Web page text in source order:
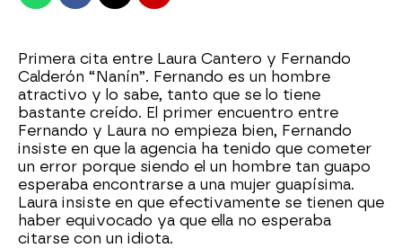
Primera cita entre Laura Cantero y Fernando
Calderón “Nanín”. Fernando es un hombre
atractivo y lo sabe, tanto que se lo tiene
bastante creído. El primer encuentro entre
Fernando y Laura no empieza bien, Fernando
insiste en que la agencia ha tenido que cometer
un error porque siendo el un hombre tan guapo
esperaba encontrarse a una mujer guapísima.
Laura insiste en que efectivamente se tienen que
haber equivocado ya que ella no esperaba
citarse con un idiota.